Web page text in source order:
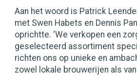
Aan het woord is Patrick
met Swen Habets en Dennis
oprichtte. ‘We verkopen een
geselecteerd assortiment
richten ons op unieke en
zowel lokale brouwerijen als